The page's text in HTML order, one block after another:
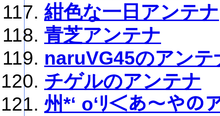
紺色な一日アンテナ
青芝アンテナ
naruVG45のアンテ
チゲルのアンテナ
州*‘ o‘ﾘ＜あ～やの